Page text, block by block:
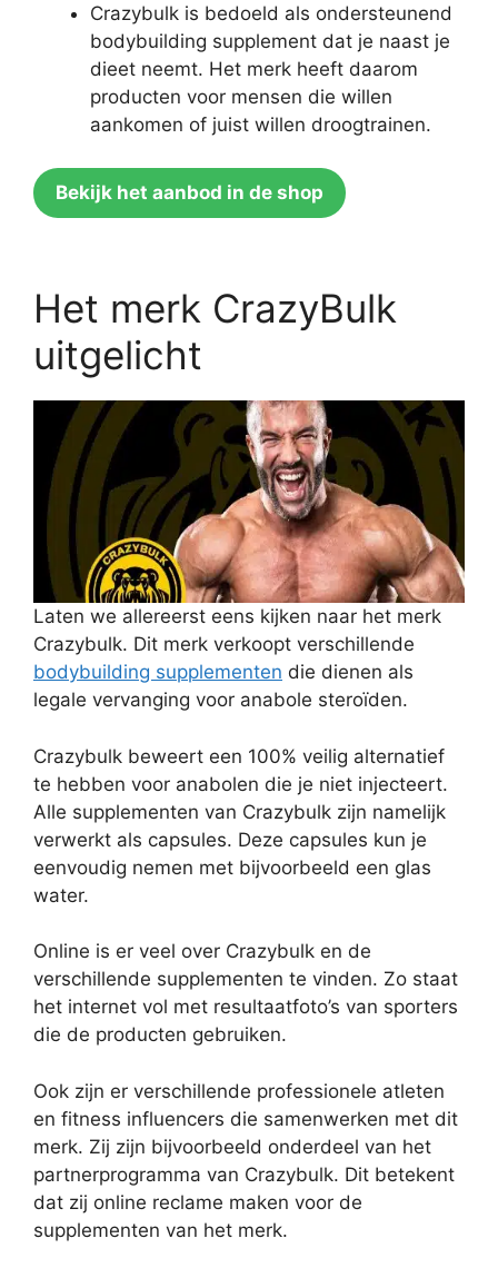
Crazybulk is bedoeld als ondersteunend
bodybuilding supplement dat je naast je
dieet neemt. Het merk heeft daarom
producten voor mensen die willen
aankomen of juist willen droogtrainen.
Bekijk het aanbod in de shop
Het merk CrazyBulk
uitgelicht
Laten we allereerst eens kijken naar het merk
Crazybulk. Dit merk verkoopt verschillende
bodybuilding supplementen die dienen als
legale vervanging voor anabole steroïden.
Crazybulk beweert een 100% veilig alternatief
te hebben voor anabolen die je niet injecteert.
Alle supplementen van Crazybulk zijn namelijk
verwerkt als capsules. Deze capsules kun je
eenvoudig nemen met bijvoorbeeld een glas
water.
Online is er veel over Crazybulk en de
verschillende supplementen te vinden. Zo staat
het internet vol met resultaatfoto’s van sporters
die de producten gebruiken.
Ook zijn er verschillende professionele atleten
en fitness influencers die samenwerken met dit
merk. Zij zijn bijvoorbeeld onderdeel van het
partnerprogramma van Crazybulk. Dit betekent
dat zij online reclame maken voor de
supplementen van het merk.